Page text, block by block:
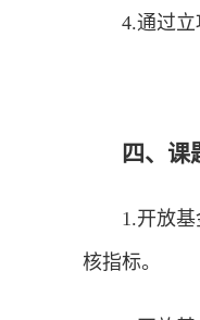
4.通过
四、课
1.开放
核指标。